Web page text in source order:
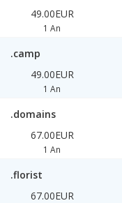
49.00EUR
1 An
.camp
49.00EUR
1 An
.domains
67.00EUR
1 An
.florist
67.00EUR